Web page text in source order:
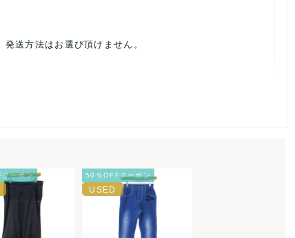
送方法はお選び頂けません。
るため、神経質な方や完璧な商品を求められる方は御購
ずコメント欄よりご連絡お願い致します。対応できるこ
お願い致します。
ーポン 50％OFFクーポン